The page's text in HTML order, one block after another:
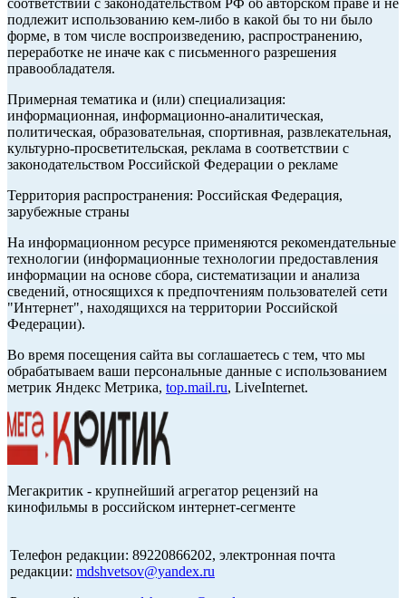
соответствии с законодательством РФ об авторском праве и не
подлежит использованию кем-либо в какой бы то ни было
форме, в том числе воспроизведению, распространению,
переработке не иначе как с письменного разрешения
правообладателя.
Примерная тематика и (или) специализация:
информационная, информационно-аналитическая,
политическая, образовательная, спортивная, развлекательная,
культурно-просветительская, реклама в соответствии с
законодательством Российской Федерации о рекламе
Территория распространения: Российская Федерация,
зарубежные страны
На информационном ресурсе применяются рекомендательные
технологии (информационные технологии предоставления
информации на основе сбора, систематизации и анализа
сведений, относящихся к предпочтениям пользователей сети
"Интернет", находящихся на территории Российской
Федерации).
Во время посещения сайта вы соглашаетесь с тем, что мы
обрабатываем ваши персональные данные с использованием
метрик Яндекс Метрика, top.mail.ru, LiveInternet.
Мегакритик - крупнейший агрегатор рецензий на
кинофильмы в российском интернет-сегменте
Телефон редакции: 89220866202, электронная почта
редакции: mdshvetsov@yandex.ru